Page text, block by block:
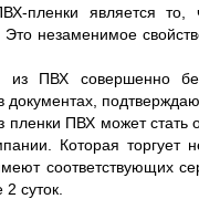
пленки является то,
Это незаменимое
из ПВХ совершенно
документах,
ПВХ может стать
Которая торгует
соответствующих
суток.